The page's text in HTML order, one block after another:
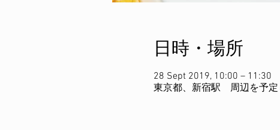
日時・場所
28 Sept 2019, 10:00 – 11:30
東京都、新宿駅 周辺を予定